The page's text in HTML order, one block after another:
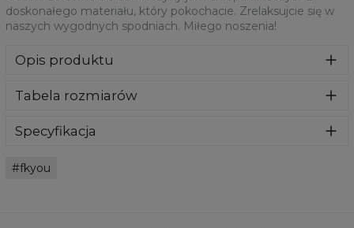
doskonałego materiału, który pokochacie. Zrelaksujcie się w
naszych wygodnych spodniach. Miłego noszenia!
Opis produktu
tyłu stworzone z połączenia bawełny i poliestru. Posiadają
wygodne i przyjemne w noszeniu.
Tabela rozmiarów
Specyfikacja
Przeznaczenie:
fkyou